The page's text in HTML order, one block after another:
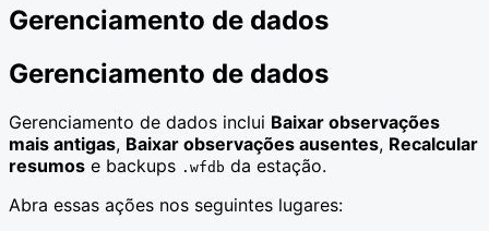
Gerenciamento de dados
Gerenciamento de dados
Gerenciamento de dados inclui Baixar observações
mais antigas, Baixar observações ausentes, Recalcular
resumos e backups .wfdb da estação.
Abra essas ações nos seguintes lugares: